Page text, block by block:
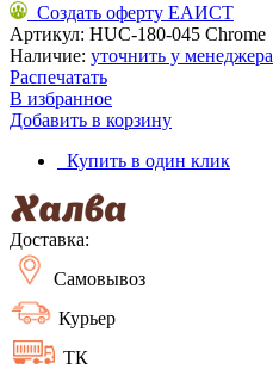
Создать оферту ЕАИСТ
Артикул: HUC-180-045 Chrome
Наличие: уточнить у менеджера
Распечатать
В избранное
Добавить в корзину
Купить в один клик
Доставка:
Самовывоз
Курьер
ТК